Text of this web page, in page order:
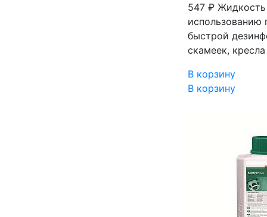
547 ₽ Жидкость
использованию
быстрой
скамеек,
В корзину
В корзину